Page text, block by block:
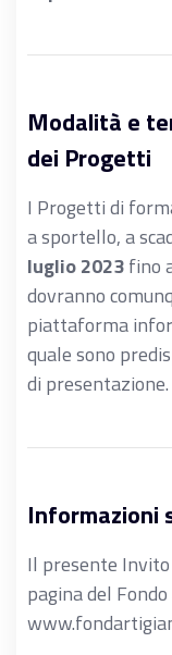
Modalità e
dei Progetti
I Progetti di
a sportello, a
luglio 2023fino
dovranno
piattaforma
quale sono
di presentazione.
Informazioni
Il presente
pagina del